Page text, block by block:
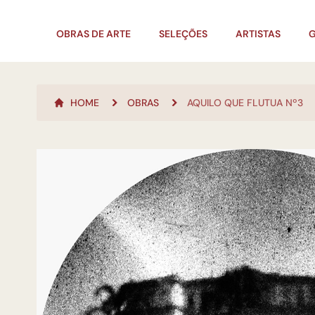
OBRAS DE ARTE SELEÇÕES ARTISTAS
HOME OBRAS AQUILO QUE FLUTUA Nº3